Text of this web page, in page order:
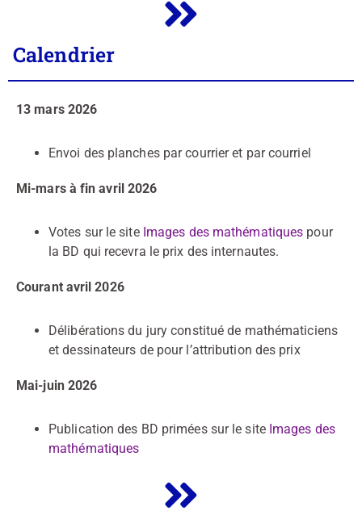
Calendrier
13 mars 2026
Envoi des planches par courrier et par courriel
Mi-mars à fin avril 2026
Votes sur le site Images des mathématiques pour
la BD qui recevra le prix des internautes.
Courant avril 2026
Délibérations du jury constitué de mathématiciens
et dessinateurs de pour l’attribution des prix
Mai-juin 2026
Publication des BD primées sur le site Images des
mathématiques